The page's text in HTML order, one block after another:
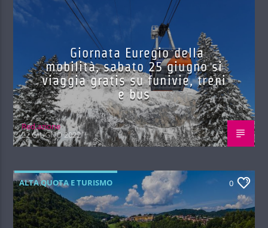
Giornata Euregio della
mobilità, sabato 25 giugno si
viaggia gratis su funivie, treni
e bus
Red.azione
22 GIUGNO 2022
ALTA QUOTA E TURISMO 0